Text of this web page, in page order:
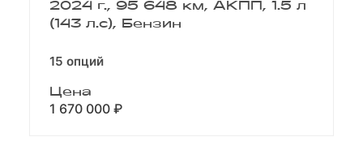
2024 г., 95 648 км, АКПП, 1.5 л
(143 л.с), Бензин
15 опций
Цена
1 670 000 ₽